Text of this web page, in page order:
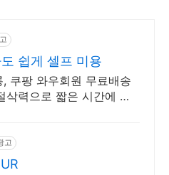
쉽게 셀프 미용
쿠팡 와우회원 무료배송
삭력으로 짧은 시간에 미
고